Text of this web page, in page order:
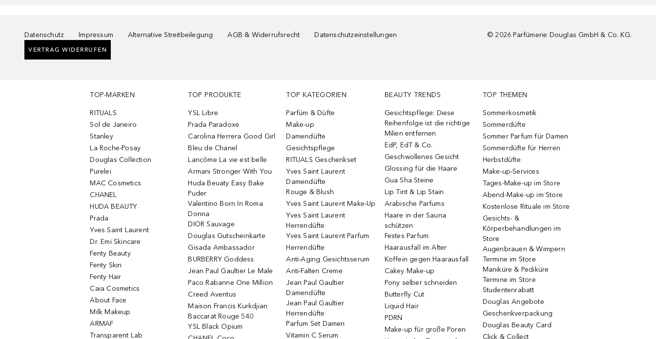
Datenschutz Impressum Alternative Streitbeilegung AGB & Widerrufsrecht Datenschutzeinstellungen
VERTRAG WIDERRUFEN
© 2026 Parfümerie Douglas GmbH & Co. KG.
TOP-MARKEN
RITUALS
Sol de Janeiro
Stanley
La Roche-Posay
Douglas Collection
Purelei
MAC Cosmetics
CHANEL
HUDA BEAUTY
Prada
Yves Saint Laurent
Dr. Emi Skincare
Fenty Beauty
Fenty Skin
Fenty Hair
Caia Cosmetics
About Face
Milk Makeup
ARMAF
Transparent Lab
TOP PRODUKTE
YSL Libre
Prada Paradoxe
Carolina Herrera Good Girl
Bleu de Chanel
Lancôme La vie est belle
Armani Stronger With You
Huda Beuaty Easy Bake
Puder
Valentino Born In Roma
Donna
DIOR Sauvage
Douglas Gutscheinkarte
Gisada Ambassador
BURBERRY Goddess
Jean Paul Gaultier Le Male
Paco Rabanne One Million
Creed Aventus
Maison Francis Kurkdjian
Baccarat Rouge 540
YSL Black Opium
TOP KATEGORIEN
Parfüm & Düfte
Make-up
Damendüfte
Gesichtspflege
RITUALS Geschenkset
Yves Saint Laurent
Damendüfte
Rouge & Blush
Yves Saint Laurent Make-Up
Yves Saint Laurent
Herrendüfte
Yves Saint Laurent Parfum
Herrendüfte
Anti-Aging Gesichtsserum
Anti-Falten Creme
Jean Paul Gaultier
Damendüfte
Jean Paul Gaultier
Herrendüfte
Parfum Set Damen
Vitamin C Serum
BEAUTY TRENDS
Gesichtspflege: Diese
Reihenfolge ist die richtige
Milien entfernen
EdP, EdT & Co.
Geschwollenes Gesicht
Glossing für die Haare
Gua Sha Steine
Lip Tint & Lip Stain
Arabische Parfums
Haare in der Sauna
schützen
Festes Parfum
Haarausfall im Alter
Koffein gegen Haarausfall
Cakey Make-up
Pony selber schneiden
Butterfly Cut
Liquid Hair
PDRN
Make-up für große Poren
TOP THEMEN
Sommerkosmetik
Sommerdüfte
Sommer Parfum für Damen
Sommerdüfte für Herren
Herbstdüfte
Make-up-Services
Tages-Make-up im Store
Abend-Make-up im Store
Kostenlose Rituale im Store
Gesichts- &
Körperbehandlungen im
Store
Augenbrauen & Wimpern
Termine im Store
Maniküre & Pediküre
Termine im Store
Studentenrabatt
Douglas Angebote
Geschenkverpackung
Douglas Beauty Card
Click & Collect